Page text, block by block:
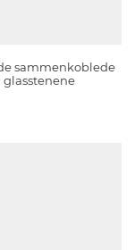
sammenkoblede